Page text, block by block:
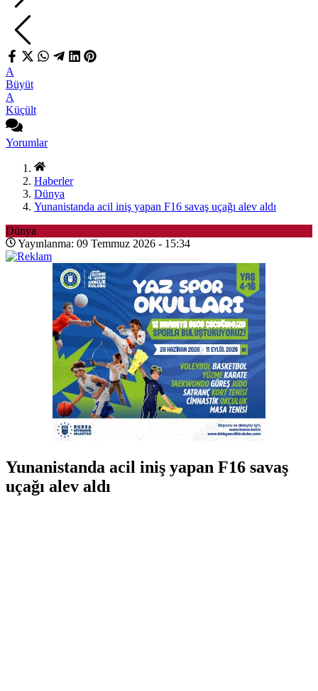
A
Büyüt
A
Küçült
Yorumlar
Haberler
Dünya
Yunanistanda acil iniş yapan F16 savaş uçağı alev aldı
Dünya
Yayınlanma: 09 Temmuz 2026 - 15:34
Yunanistanda acil iniş yapan F16 savaş
uçağı alev aldı